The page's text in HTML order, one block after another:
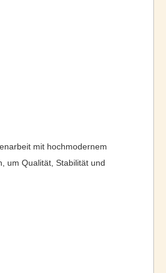
mit hochmodernem
um Qualität, Stabilität und